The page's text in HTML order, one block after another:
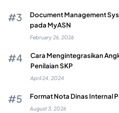
Document Management
pada MyASN
February 26, 2026
Cara Mengintegrasikan
Penilaian SKP
April 24, 2024
Format Nota Dinas Internal
August 3, 2026